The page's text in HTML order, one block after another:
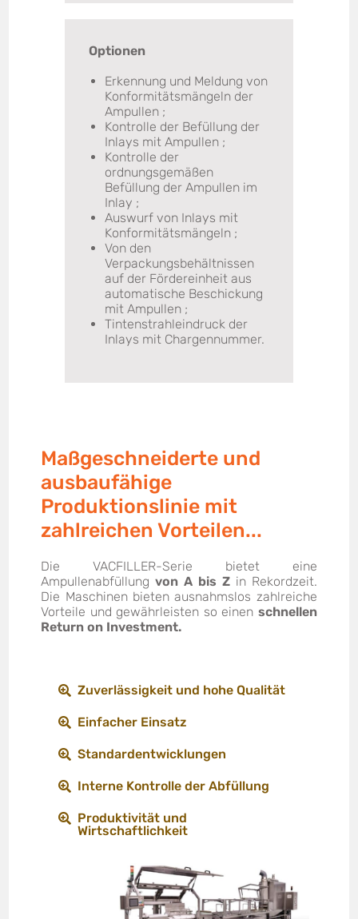
Optionen
Erkennung und Meldung von
Konformitätsmängeln der
Ampullen ;
Kontrolle der Befüllung der
Inlays mit Ampullen ;
Kontrolle der
ordnungsgemäßen
Befüllung der Ampullen im
Inlay ;
Auswurf von Inlays mit
Konformitätsmängeln ;
Von den
Verpackungsbehältnissen
auf der Fördereinheit aus
automatische Beschickung
mit Ampullen ;
Tintenstrahleindruck der
Inlays mit Chargennummer.
Maßgeschneiderte und
ausbaufähige
Produktionslinie mit
zahlreichen Vorteilen...
Die VACFILLER-Serie bietet eine
Ampullenabfüllungvon A bis Zin Rekordzeit.
Die Maschinen bieten ausnahmslos zahlreiche
Vorteile und gewährleisten so einen schnellen
Return on Investment.
Zuverlässigkeit und hohe Qualität
Einfacher Einsatz
Standardentwicklungen
Interne Kontrolle der Abfüllung
Produktivität und
Wirtschaftlichkeit